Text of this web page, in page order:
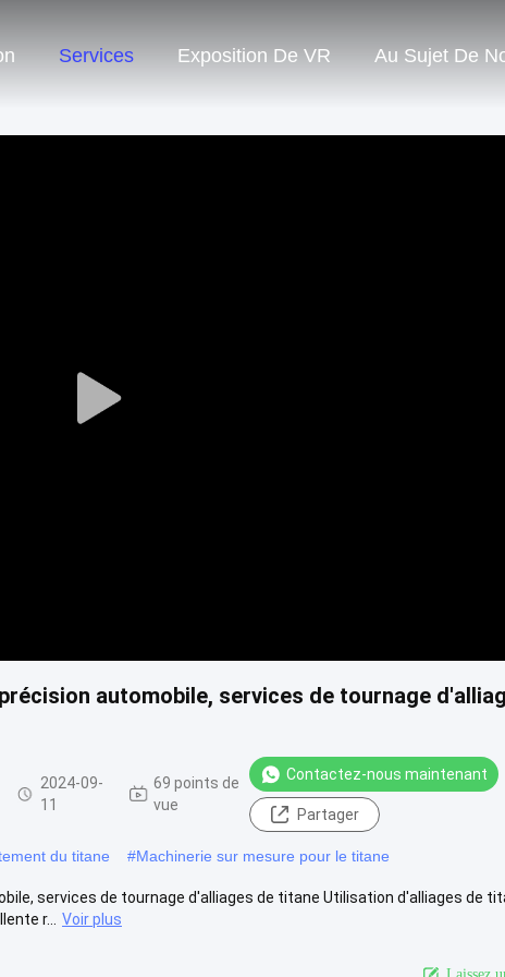
Services Exposition De VR Au Sujet De
Play
automobile, services de tournage
2024-09-
11
69 points de
vue
Contactez-nous maintenant
Partager
du titane #Machinerie sur mesure pour le titane
services de tournage d'alliages de titane Utilisation d'alliages de
r...
Voir plus
Laissez